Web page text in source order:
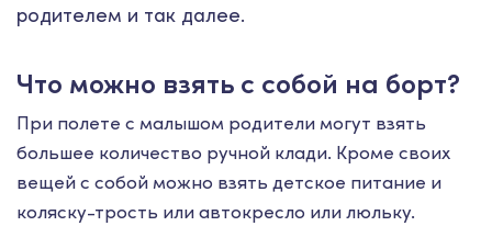
родителем и так далее.
Что можно взять с собой на борт?
При полете с малышом родители могут взять
большее количество ручной клади. Кроме своих
вещей с собой можно взять детское питание и
коляску-трость или автокресло или люльку.